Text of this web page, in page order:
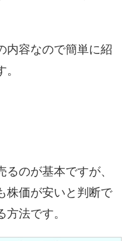
内容なので簡単に紹
のが基本ですが、
株価が安いと判断で
法です。